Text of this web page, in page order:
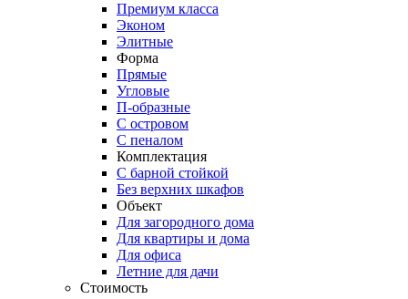
Премиум класса
Эконом
Элитные
Форма
Прямые
Угловые
П-образные
С островом
С пеналом
Комплектация
C барной стойкой
Без верхних шкафов
Объект
Для загородного дома
Для квартиры и дома
Для офиса
Летние для дачи
Стоимость